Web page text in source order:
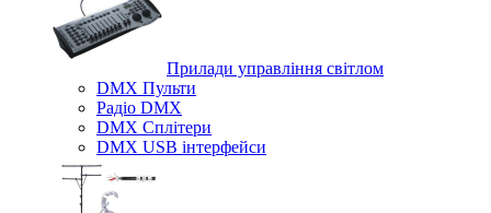
Прилади управління світлом
DMX Пульти
Радіо DMX
DMX Сплітери
DMX USB інтерфейси